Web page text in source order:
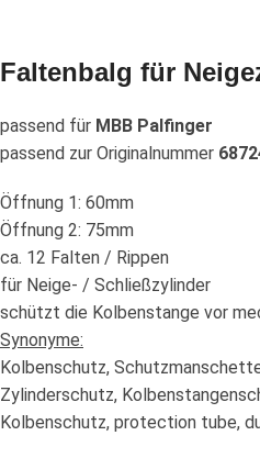
Faltenbalg für
passend für MBB Palfinger
passend zur Originalnummer
Öffnung 1: 60mm
Öffnung 2: 75mm
ca. 12 Falten / Rippen
für Neige- / Schließzylinder
schützt die Kolbenstange vor
Synonyme:
Kolbenschutz,
Zylinderschutz,
Kolbenschutz, protection tube,